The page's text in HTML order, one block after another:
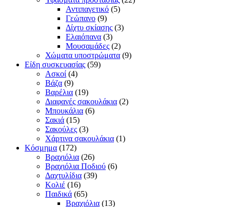
Αντιπαγετικό (5)
Γεώπανο (9)
Δίχτυ σκίασης (3)
Ελαιόπανα (3)
Μουσαμάδες (2)
Χώματα υποστρώματα (9)
Είδη συσκευασίας (59)
Ασκοί (4)
Βάζα (9)
Βαρέλια (19)
Διαφανές σακουλάκια (2)
Μπουκάλια (6)
Σακιά (15)
Σακούλες (3)
Χάρτινα σακουλάκια (1)
Κόσμημα (172)
Βραχιόλια (26)
Βραχιόλια Ποδιού (6)
Δαχτυλίδια (39)
Κολιέ (16)
Παιδικά (65)
Βραχιόλια (13)